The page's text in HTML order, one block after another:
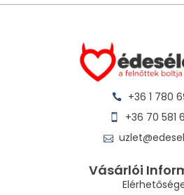
+36 1 780
+36 70 581
Vásárlói